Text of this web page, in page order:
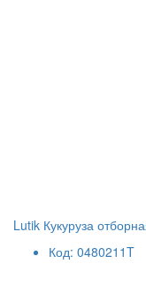
Lutik Кукуруза
Код: 0480211T